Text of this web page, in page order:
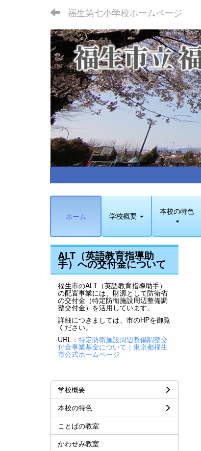
福生第七小学校ホームページ
ホーム 学校概要 本校の特色
ALT（英語教育指導助
手）への交付金について
福生市のALT（英語教育指導助手）
の配置事業には、財源として防衛省
の交付金（特定防衛施設周辺整備調
整交付金）を活用しています。
詳細につきましては、市のHPを御覧
ください。
URL： 特定防衛施設周辺整備調整交
付金事業基金について｜東京都福生
市公式ホームページ
学校概要
本校の特色
ことばの教室
かわせみ教室